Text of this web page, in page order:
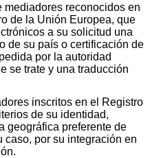
mediadores reconocidos en
de la Unión Europea, que
a su solicitud una
de su país o certificación de
por la autoridad
se trate y una traducción
inscritos en el Registro
de su identidad,
geográfica preferente de
caso, por su integración en